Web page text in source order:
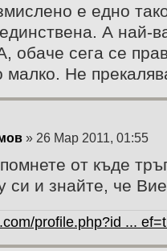
е едно
А най-
обаче сега се
малко. Не
» 26 Мар 2011, 01:55
от къде
си и знайте, че
profile.php?id ...